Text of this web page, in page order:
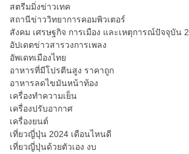
สตรีมมิ่งข่าวเทค
สถานีข่าววิทยาการคอมพิวเตอร์
สังคม เศรษฐกิจ การเมือง และเหตุการณ์ปัจจุบัน
อัปเดตข่าวสารวงการเพลง
อัพเดทเมืองไทย
อาหารที่มีโปรตีนสูง ราคาถูก
อาหารลดไขมันหน้าท้อง
เครื่องทำความเย็น
เครื่องปรับอากาศ
เครื่องยนต์
เที่ยวญี่ปุ่น 2024 เดือนไหนดี
เที่ยวญี่ปุ่นด้วยตัวเอง งบ